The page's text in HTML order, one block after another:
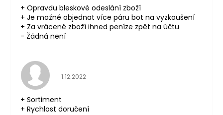
+ Opravdu bleskové odeslání zboží
+ Je možné objednat více páru bot na vyzkoušení
+ Za vrácené zboží ihned peníze zpět na účtu
- Žádná není
Hodnocení obchodu je 5 z 5 hvězdiček.
1.12.2022
+ Sortiment
+ Rychlost doručení